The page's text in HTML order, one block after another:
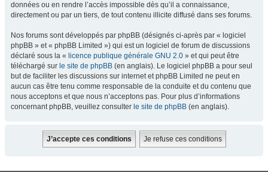
données ou en rendre l’accès impossible dès qu’il a connaissance,
directement ou par un tiers, de tout contenu illicite diffusé dans ses forums.
Nos forums sont développés par phpBB (désignés ci-après par « logiciel
phpBB » et « phpBB Limited ») qui est un logiciel de forum de discussions
déclaré sous la « licence publique générale GNU 2.0 » et qui peut être
téléchargé sur le site de phpBB (en anglais). Le logiciel phpBB a pour seul
but de faciliter les discussions sur internet et phpBB Limited ne peut en
aucun cas être tenu comme responsable de la conduite et du contenu que
nous acceptons et que nous n’acceptons pas. Pour plus d’informations
concernant phpBB, veuillez consulter le site de phpBB (en anglais).